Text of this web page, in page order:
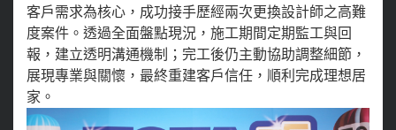
客戶需求為核心，成功接手歷經兩次更換設計師之高難
度案件。透過全面盤點現況，施工期間定期監工與回
報，建立透明溝通機制；完工後仍主動協助調整細節，
展現專業與關懷，最終重建客戶信任，順利完成理想居
家。